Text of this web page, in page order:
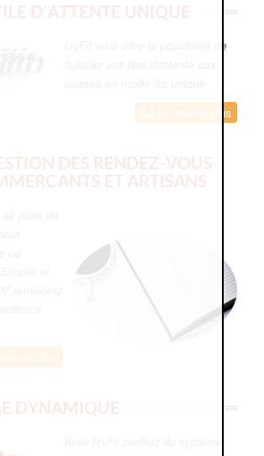
D'ATTENTE UNIQUE
IzyFil vous offre la possibilité de
En savoir plus
DES RENDEZ-VOUS
ET ARTISANS
prise de
et
améliorez
DYNAMIQUE